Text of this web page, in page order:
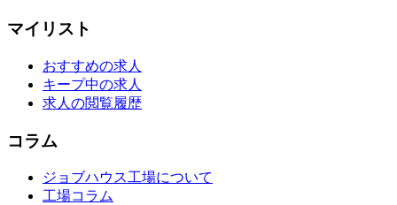
マイリスト
おすすめの求人
キープ中の求人
求人の閲覧履歴
コラム
ジョブハウス工場について
工場コラム